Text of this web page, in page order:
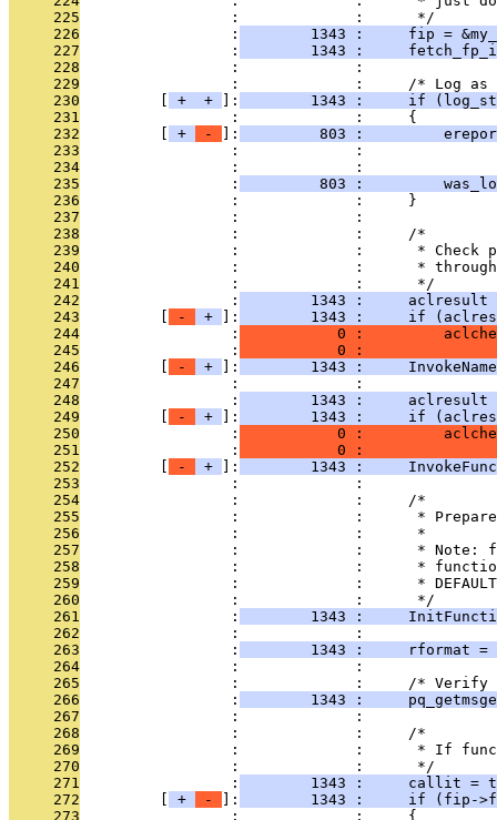
     225
                 :             :      */
     226
                 :
1343 :     fip =
     227
                 :
1343 :
     228
                 :             :
     229
:             :     /* Log
     230
+ + ]:
1343 :     if
     231
                 :             :     {
     232
+ - ]:
803 :
     233
:             :
     234
:             :
     235
                 :
803 :
     236
                 :             :     }
     237
                 :             :
     238
                 :             :     /*
     239
:             :      * Check
     240
:             :      *
     241
                 :             :      */
     242
                 :
1343 :     aclresult
     243
- + ]:
1343 :     if
     244
                 :
0 :
     245
                 :
0 :
     246
- + ]:
1343 :
     247
                 :             :
     248
                 :
1343 :     aclresult
     249
- + ]:
1343 :     if
     250
                 :
0 :
     251
                 :
0 :
     252
- + ]:
1343 :
     253
                 :             :
     254
                 :             :     /*
     255
:             :      *
     256
                 :             :      *
     257
:             :      * Note:
     258
:             :      *
     259
:             :      *
     260
                 :             :      */
     261
                 :
1343 :
     262
                 :             :
     263
                 :
1343 :     rformat =
     264
                 :             :
     265
:             :     /*
     266
                 :
1343 :
     267
                 :             :
     268
                 :             :     /*
     269
:             :      * If
     270
                 :             :      */
     271
                 :
1343 :     callit =
     272
+ - ]:
1343 :     if (fip-
     273
                 :             :     {